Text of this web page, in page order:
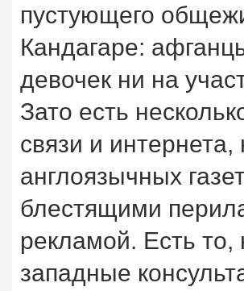
пустующего
Кандагаре:
девочек ни на
Зато есть
связи и интернета,
англоязычных
блестящими
рекламой. Есть
западные